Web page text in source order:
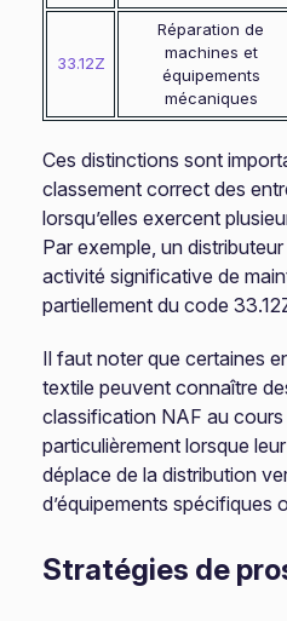
33.12Z
Réparation de
machines et
équipements
mécaniques
Ces distinctions sont
classement correct des
lorsqu’elles exercent
Par exemple, un
activité significative de
partiellement du code
Il faut noter que certaines
textile peuvent connaître
classification NAF au
particulièrement lorsque
déplace de la distribution
d’équipements spécifiques
Stratégies de